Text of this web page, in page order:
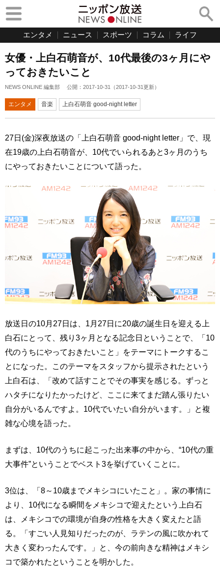
エンタメ ニュース スポーツ コラム ライフ
女優・上白石萌音が、10代最後の3ヶ月にや
っておきたいこと
NEWS ONLINE 編集部 公開： 2017-10-31 （2017-10-31更新）
エンタメ 音楽 上白石萌音 good-night letter
27日(金)深夜放送の「上白石萌音 good-night letter」で、現
在19歳の上白石萌音が、10代でいられるあと3ヶ月のうち
にやっておきたいことについて語った。
放送日の10月27日は、1月27日に20歳の誕生日を迎える上
白石にとって、残り3ヶ月となる記念日ということで、「10
代のうちにやっておきたいこと」をテーマにトークするこ
とになった。このテーマをスタッフから提示されたという
上白石は、「改めて話すことでその事実を感じる。ずっと
ハタチになりたかったけど、ここに来てまだ踏ん張りたい
自分がいるんですよ。10代でいたい自分がいます。」と複
雑な心境を語った。
まずは、10代のうちに起こった出来事の中から、“10代の重
大事件”ということでベスト3を挙げていくことに。
3位は、「8～10歳までメキシコにいたこと」。家の事情に
より、10代になる瞬間をメキシコで迎えたという上白石
は、メキシコでの環境が自身の性格を大きく変えたと語
る。「すごい人見知りだったのが、ラテンの風に吹かれて
大きく変わったんです。」と、今の前向きな精神はメキシ
コで築かれたということを明かした。